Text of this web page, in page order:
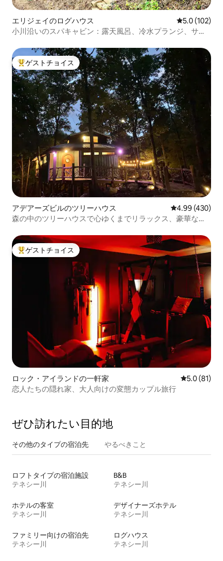
エリジェイのログハウス レビュー102
5.0 (102)
小川沿いのスパキャビン：露天風呂、冷水プランジ、サウ
大好評のゲストチョイスです。
ゲストチョイス
アデアーズビルのツリーハウス レビュー430
4.99 (430)
森の中のツリーハウスで心ゆくまでリラックス、豪華なツ
大好評のゲストチョイスです。
ゲストチョイス
ロック・アイランドの一軒家 レビュー81
5.0 (81)
恋人たちの隠れ家、大人向けの変態カップル旅行
ぜひ訪⁠れ⁠た⁠い目⁠的⁠地
その他のタ⁠イ⁠プ⁠の宿⁠泊⁠先 やるべきこと
ロフトタイプの宿泊施設
テネシー川
B&B
テネシー川
ホテルの客室
テネシー川
デザイナーズホテル
テネシー川
ファミリー向けの宿泊先
テネシー川
ログハウス
テネシー川